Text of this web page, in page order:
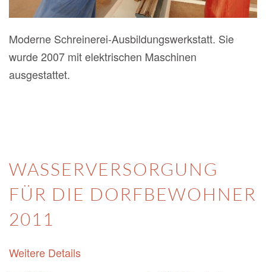
Moderne Schreinerei-Ausbildungswerkstatt. Sie
wurde 2007 mit elektrischen Maschinen
ausgestattet.
WASSERVERSORGUNG
FÜR DIE DORFBEWOHNER
2011
Weitere Details